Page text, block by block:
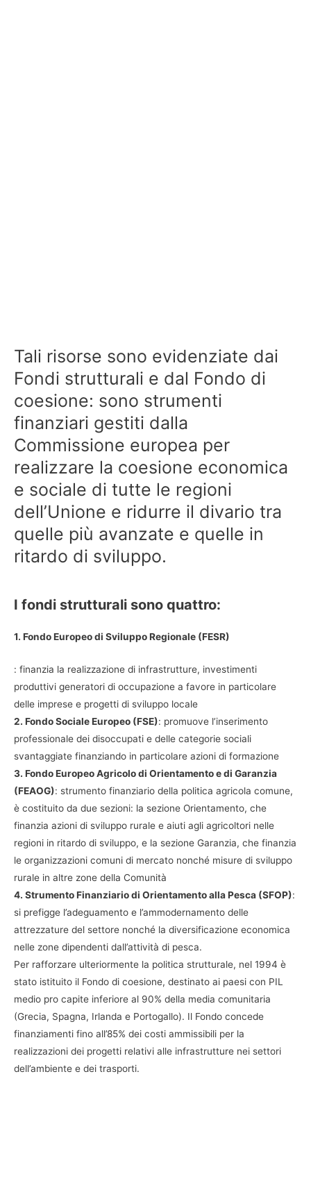
Tali risorse sono evidenziate dai
Fondi strutturali e dal Fondo di
coesione: sono strumenti
finanziari gestiti dalla
Commissione europea per
realizzare la coesione economica
e sociale di tutte le regioni
dell’Unione e ridurre il divario tra
quelle più avanzate e quelle in
ritardo di sviluppo.
I fondi strutturali sono quattro:
1. Fondo Europeo di Sviluppo Regionale (FESR)
: finanzia la realizzazione di infrastrutture, investimenti
produttivi generatori di occupazione a favore in particolare
delle imprese e progetti di sviluppo locale
2. Fondo Sociale Europeo (FSE): promuove l’inserimento
professionale dei disoccupati e delle categorie sociali
svantaggiate finanziando in particolare azioni di formazione
3. Fondo Europeo Agricolo di Orientamento e di Garanzia
(FEAOG): strumento finanziario della politica agricola comune,
è costituito da due sezioni: la sezione Orientamento, che
finanzia azioni di sviluppo rurale e aiuti agli agricoltori nelle
regioni in ritardo di sviluppo, e la sezione Garanzia, che finanzia
le organizzazioni comuni di mercato nonché misure di sviluppo
rurale in altre zone della Comunità
4. Strumento Finanziario di Orientamento alla Pesca (SFOP):
si prefigge l’adeguamento e l’ammodernamento delle
attrezzature del settore nonché la diversificazione economica
nelle zone dipendenti dall’attività di pesca.
Per rafforzare ulteriormente la politica strutturale, nel 1994 è
stato istituito il Fondo di coesione, destinato ai paesi con PIL
medio pro capite inferiore al 90% della media comunitaria
(Grecia, Spagna, Irlanda e Portogallo). Il Fondo concede
finanziamenti fino all’85% dei costi ammissibili per la
realizzazioni dei progetti relativi alle infrastrutture nei settori
dell’ambiente e dei trasporti.